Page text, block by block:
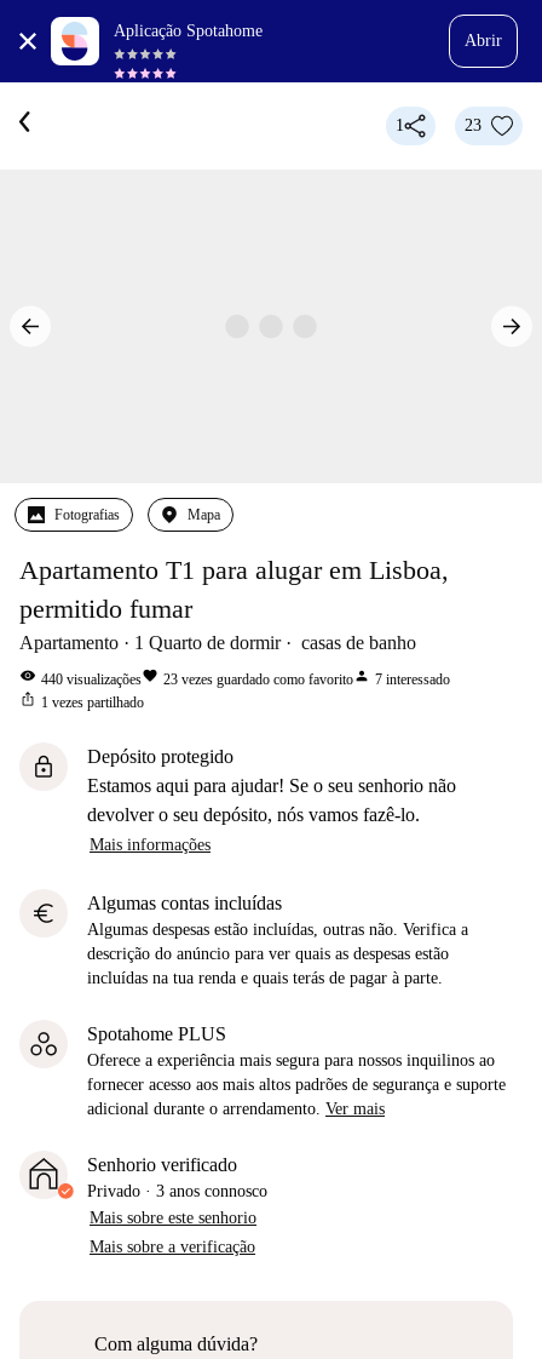
Aplicação Spotahome
Abrir
1 23
Fotografias Mapa
Apartamento T1 para alugar em Lisboa,
permitido fumar
Apartamento 1 Quarto de dormir casas de banho
visibility 440 visualizaçõesfavorite 23 vezes guardado como favoritoperson 7 interessado
ios_share 1 vezes partilhado
lock
Depósito protegido
Estamos aqui para ajudar! Se o seu senhorio não
devolver o seu depósito, nós vamos fazê-lo.
Mais informações
euro Algumas contas incluídas
Algumas despesas estão incluídas, outras não. Verifica a
descrição do anúncio para ver quais as despesas estão
incluídas na tua renda e quais terás de pagar à parte.
Spotahome PLUS
Oferece a experiência mais segura para nossos inquilinos ao
fornecer acesso aos mais altos padrões de segurança e suporte
adicional durante o arrendamento. Ver mais
Senhorio verificado
Privado · 3 anos connosco
Mais sobre este senhorio
Mais sobre a verificação
Com alguma dúvida?